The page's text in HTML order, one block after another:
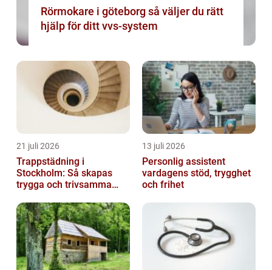
Rörmokare i göteborg så väljer du rätt
hjälp för ditt vvs-system
21 juli 2026
Trappstädning i
Stockholm: Så skapas
trygga och trivsamma
13 juli 2026
Personlig assistent
vardagens stöd, trygghet
och frihet